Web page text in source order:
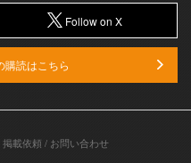
Follow on X
読はこちら
掲載依頼 / お問い合わせ